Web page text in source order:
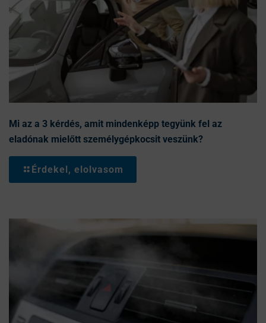
Mi az a 3 kérdés, amit mindenképp tegyünk fel az
eladónak mielőtt személygépkocsit veszünk?
Érdekel, elolvasom